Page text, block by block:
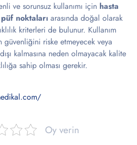
ve sorunsuz kullanımı için hasta
noktaları arasında doğal olarak
kriterleri de bulunur. Kullanım
güvenliğini riske etmeyecek veya
kalmasına neden olmayacak kalite
sahip olması gerekir.
Oy verin